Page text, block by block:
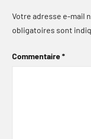
Votre adresse e-mail
obligatoires sont
Commentaire*